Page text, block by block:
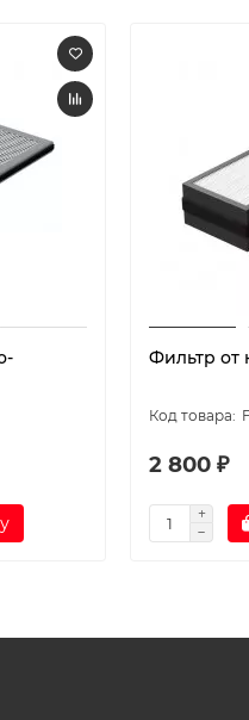
Фильтр от
2 800 ₽